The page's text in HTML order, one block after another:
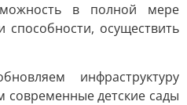
в полной мере
способности, осуществить
инфраструктуру
современные детские сады